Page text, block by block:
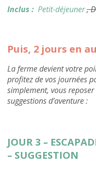
Inclus : Petit-déjeuner,
Puis, 2 jours en
La ferme devient votre
profitez de vos journées
simplement, vous
suggestions d’aventure :
JOUR 3 –
– SUGGESTION